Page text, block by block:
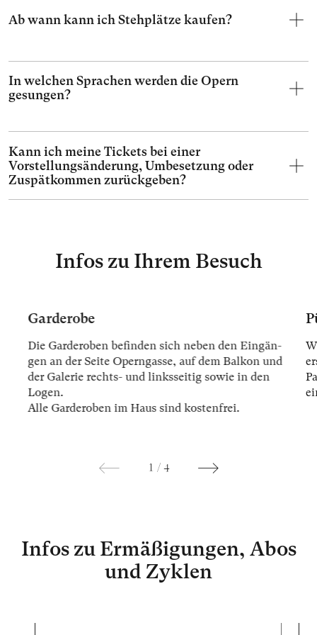
Ab wann kann ich Stehplätze kaufen?
In welchen Sprachen werden die Opern
gesungen?
Kann ich meine Tickets bei einer
Vorstellungsänderung, Umbesetzung oder
Zuspätkommen zurückgeben?
Infos zu Ihrem Besuch
Garderobe
Die Gar­der­oben be­fin­den sich ne­ben den Ein­gän­
gen an der Sei­te Opern­gas­se, auf dem Bal­kon und
der Ga­le­rie rechts- und links­sei­tig so­wie in den
Lo­gen.
Alle Gar­der­oben im Haus sind kos­ten­frei.
1 / 4
Infos zu Ermäßigungen, Abos
und Zyklen